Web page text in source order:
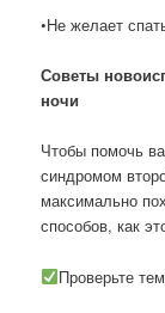
•Не желает
Советы
ночи
Чтобы помочь
синдромом
максимально
способов, как
Проверьте